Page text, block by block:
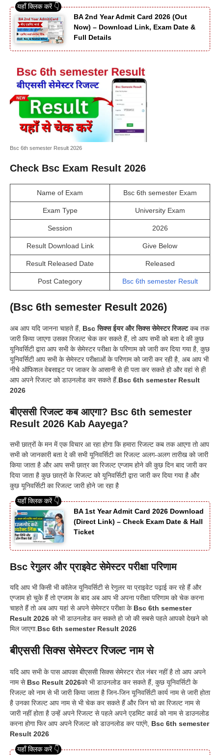
BA 2nd Year Admit Card 2026 (Out
Now) – Download Link, Exam Date &
Full Details
Bsc 6th semester Result 2026
Check Bsc Exam Result 2026
Name of Exam Bsc 6th semester Exam
Exam Type University Exam
Session 2026
Result Download Link Give Below
Result Released Date Released
Post Category Bsc 6th semester Result
(Bsc 6th semester Result 2026)
अब आप यदि जानना चाहते हैं, Bsc सिक्स ईयर और सिक्स सेमेस्टर रिजल्टकब तक
जारी किया जाएगा उसका रिजल्ट चेक कर सकते हैं, तो आप सभी को बता दे की कुछ
यूनिवर्सिटी द्वारा आप सभी के सेमेस्टर परीक्षा के परिणाम को जारी कर दिया गया है, कुछ
यूनिवर्सिटी आप सभी के सेमेस्टर परीक्षाओं के परिणाम को जारी कर रही है, अब आप भी
नीचे ऑफिशल वेबसाइट पर जाकर के आसानी से ही पता कर सकते हो और वहां से ही
आप अपने रिजल्ट को डाउनलोड कर सकते हैं. Bsc 6th semester Result
2026
बीएससी रिजल्ट कब आएगा? Bsc 6th semester
Result 2026 Kab Aayega?
सभी छात्रों के मन में एक विचार आ रहा होगा कि हमारा रिजल्ट कब तक आएगा तो आप
सभी को जानकारी बता दे की सभी यूनिवर्सिटी का रिजल्ट अलग-अलग तारीख को जारी
किया जाता है और आप सभी छात्र का रिजल्ट एग्जाम होने की कुछ दिन बाद जारी कर
दिया जाता है कुछ छात्रों के रिजल्ट को यूनिवर्सिटी द्वारा जारी कर दिया गया है और
कुछ यूनिवर्सिटी का रिजल्ट जारी होने जा रहा है
BA 1st Year Admit Card 2026 Download
(Direct Link) – Check Exam Date & Hall
Ticket
Bsc रेगुलर और प्राइवेट सेमेस्टर परीक्षा परिणाम
यदि आप भी किसी भी कॉलेज यूनिवर्सिटी से रेगुलर या प्राइवेट पढ़ाई कर रहे हैं और
एग्जाम हो चुके हैं तो एग्जाम के बाद अब आप भी अपना परीक्षा परिणाम को चेक करना
चाहते हैं तो अब आप यहां से अपने सेमेस्टर परीक्षा के Bsc 6th semester
Result 2026 को भी डाउनलोड कर सकते हो जो की सबसे पहले आपको देखने को
मिल जाएगा.Bsc 6th semester Result 2026
बीएससी सिक्स सेमेस्टर रिजल्ट नाम से
यदि आप सभी के पास आपका बीएससी सिक्स सेमेस्टर रोल नंबर नहीं है तो आप अपने
नाम से Bsc Result 2026को भी डाउनलोड कर सकते हैं, कुछ यूनिवर्सिटी के
रिजल्ट को नाम से भी जारी किया जाता है जिन-जिन यूनिवर्सिटी कार्य नाम से जारी होता
है उनका रिजल्ट आप नाम से भी चेक कर सकते हैं और जिन चो का रिजल्ट नाम से
जारी नहीं होता है उन्हें अपने रिजल्ट से पहले अपने एडमिट कार्ड को नाम से डाउनलोड
करना होगा फिर आप अपने रिजल्ट को डाउनलोड कर पाएंगे, Bsc 6th semester
Result 2026